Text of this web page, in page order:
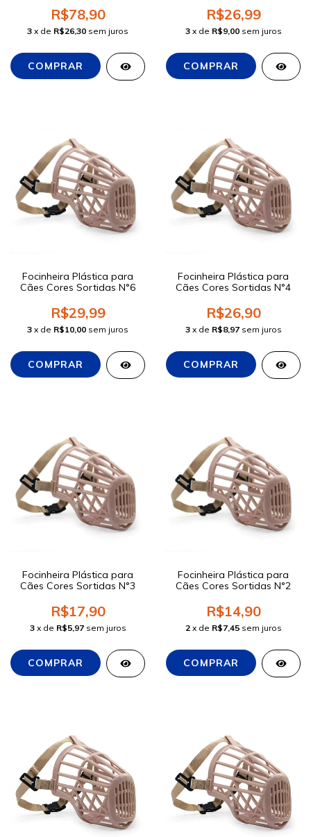
R$78,90
3 x de R$26,30 sem juros
R$26,99
3 x de R$9,00 sem juros
Focinheira Plástica para
Cães Cores Sortidas N°6
R$29,99
3 x de R$10,00 sem juros
Focinheira Plástica para
Cães Cores Sortidas N°4
R$26,90
3 x de R$8,97 sem juros
Focinheira Plástica para
Cães Cores Sortidas N°3
R$17,90
3 x de R$5,97 sem juros
Focinheira Plástica para
Cães Cores Sortidas N°2
R$14,90
2 x de R$7,45 sem juros